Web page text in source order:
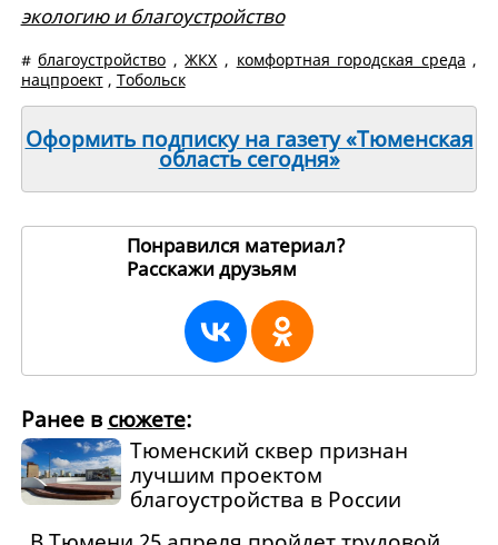
экологию и благоустройство
# благоустройство ,ЖКХ , комфортная городская среда ,
нацпроект, Тобольск
Оформить подписку на газету «Тюменская
область сегодня»
Понравился материал?
Расскажи друзьям
Ранее в сюжете:
Тюменский сквер признан
лучшим проектом
благоустройства в России